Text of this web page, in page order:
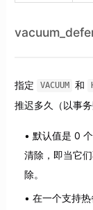
指定 VACUUM 和
推迟多久（以事务
默认值是 0
清除，即当它
除。
在一个支持